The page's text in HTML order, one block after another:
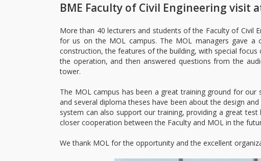
BME Faculty of Civil Engineering visit
More than 40 lecturers and students of the Faculty of Civil
for us on the MOL campus. The MOL managers gave
construction, the features of the building, with special
the operation, and then answered questions from the
tower.
The MOL campus has been a great training ground for
and several diploma theses have been about the design
system can also support our training, providing a great
closer cooperation between the Faculty and MOL in the
We thank MOL for the opportunity and the excellent